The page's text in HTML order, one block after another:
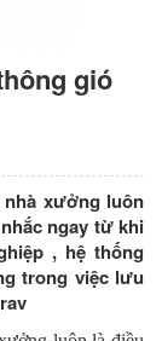
gió
xưởng luôn
ngay từ khi
, hệ thống
trong việc lưu